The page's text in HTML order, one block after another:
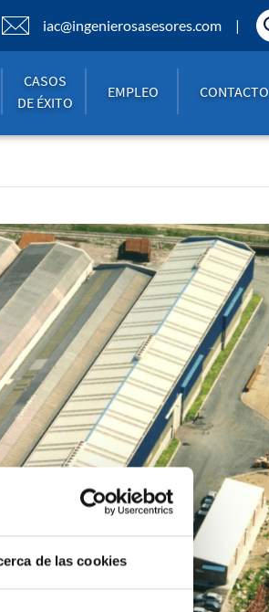
de las cookies
CASOS
DE ÉXITO
EMPLEO CONTACTO
iac@ingenierosasesores.com